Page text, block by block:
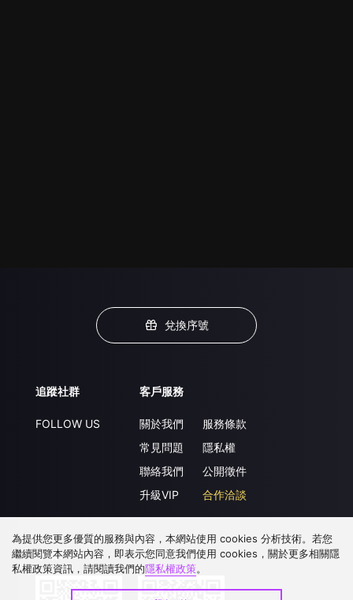
兌換序號
追蹤社群
FOLLOW US
客戶服務
關於我們
常見問題
聯絡我們
升級VIP
服務條款
隱私權
公開徵件
合作洽談
下載 APP
為提供您更多優質的服務與內容，本網站使用 cookies 分析技術。若您
繼續閱覽本網站內容，即表示您同意我們使用 cookies，關於更多相關隱
私權政策資訊，請閱讀我們的隱私權政策。